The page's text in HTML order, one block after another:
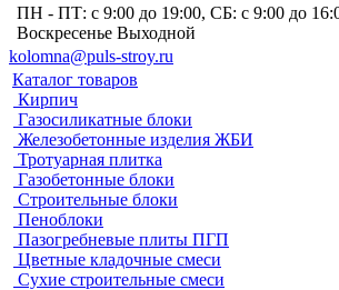
ПН - ПТ: с 9:00 до 19:00, СБ: с 9:00 до
Воскресенье Выходной
kolomna@puls-stroy.ru
Каталог товаров
Кирпич
Газосиликатные блоки
Железобетонные изделия ЖБИ
Тротуарная плитка
Газобетонные блоки
Строительные блоки
Пеноблоки
Пазогребневые плиты ПГП
Цветные кладочные смеси
Сухие строительные смеси